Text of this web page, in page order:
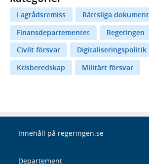
Lagrådsremiss
Rättsliga dokument
Finansdepartementet
Regeringen
Civilt försvar
Digitaliseringspolitik
Krisberedskap
Militärt försvar
Innehåll på regeringen.se
Departement